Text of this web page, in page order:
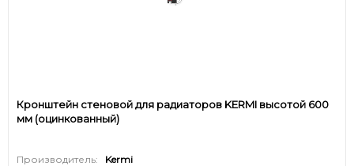
Кронштейн стеновой для радиаторов KERMI высотой 600
мм (оцинкованный)
Производитель:
Kermi